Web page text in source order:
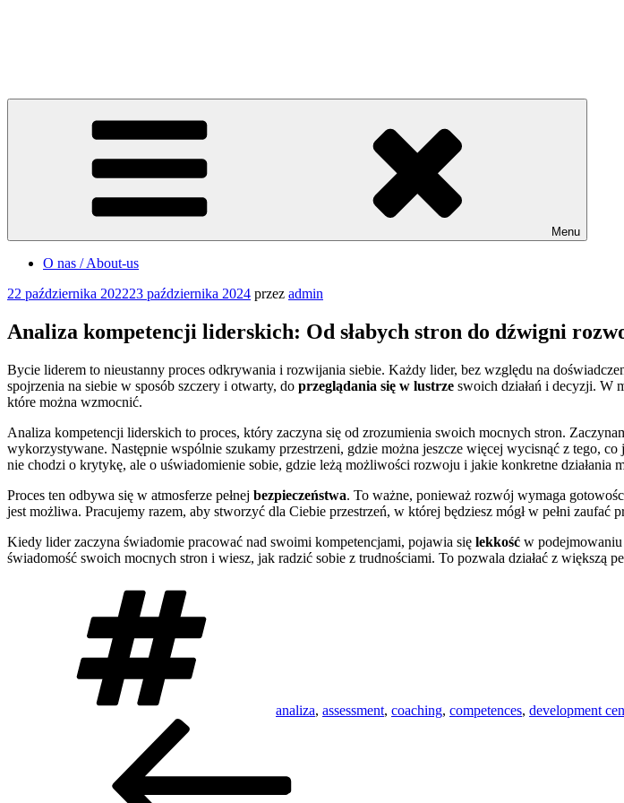
Menu
O nas / About-us
Opublikowane
22 października 202223 października 2024 przez admin
Analiza kompetencji liderskich: Od słabych stron do dźwigni
Bycie liderem to nieustanny proces odkrywania i rozwijania siebie. Każdy lider, bez względu na
spojrzenia na siebie w sposób szczery i otwarty, do przeglądania się w lustrze swoich działań i decyzji. W
które można wzmocnić.
Analiza kompetencji liderskich to proces, który zaczyna się od zrozumienia swoich mocnych stron.
wykorzystywane. Następnie wspólnie szukamy przestrzeni, gdzie można jeszcze więcej wycisnąć z tego,
nie chodzi o krytykę, ale o uświadomienie sobie, gdzie leżą możliwości rozwoju i jakie konkretne działania
Proces ten odbywa się w atmosferze pełnej bezpieczeństwa. To ważne, ponieważ rozwój wymaga
jest możliwa. Pracujemy razem, aby stworzyć dla Ciebie przestrzeń, w której będziesz mógł w pełni zaufać
Kiedy lider zaczyna świadomie pracować nad swoimi kompetencjami, pojawia się lekkość w podejmowaniu
świadomość swoich mocnych stron i wiesz, jak radzić sobie z trudnościami. To pozwala działać z większą
analiza, assessment, coaching, competences, development